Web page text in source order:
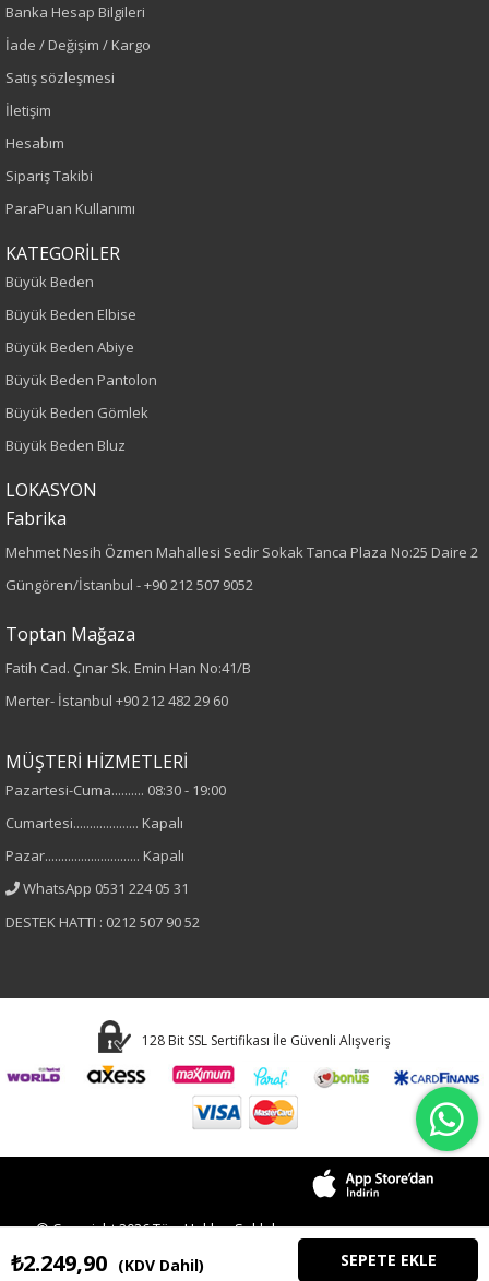
Yetişkin
Kalıp
Büyük Beden
Boy
Kumaş Tipi
Denim
Desen
Düz
%100 Tensel
Yaka Tipi
Düz Yaka
Cinsiyet
Kol Tipi
Sıfır Kol
Denim
₺2.249,90 (KDV Dahil)
Banka Hesap Bilgileri
İade / Değişim / Kargo
Satış sözleşmesi
İletişim
Hesabım
Sipariş Takibi
ParaPuan Kullanımı
KATEGORİLER
Büyük Beden
Büyük Beden Elbise
Büyük Beden Abiye
Büyük Beden Pantolon
Büyük Beden Gömlek
Büyük Beden Bluz
LOKASYON
Fabrika
Mehmet Nesih Özmen Mahallesi Sedir Sokak Tanca Plaza No:25 Daire 2
Güngören/İstanbul -+90 212 507 9052
Toptan Mağaza
Fatih Cad. Çınar Sk. Emin Han No:41/B
Merter- İstanbul +90 212 482 29 60
MÜŞTERİ HİZMETLERİ
Pazartesi-Cuma.......... 08:30 - 19:00
Cumartesi.................... Kapalı
Pazar............................. Kapalı
WhatsApp 0531 224 05 31
DESTEK HATTI : 0212 507 90 52
128 Bit SSL Sertifikası İle Güvenli Alışveriş
© Copyright 2026 Tüm Hakları Saklıdır.